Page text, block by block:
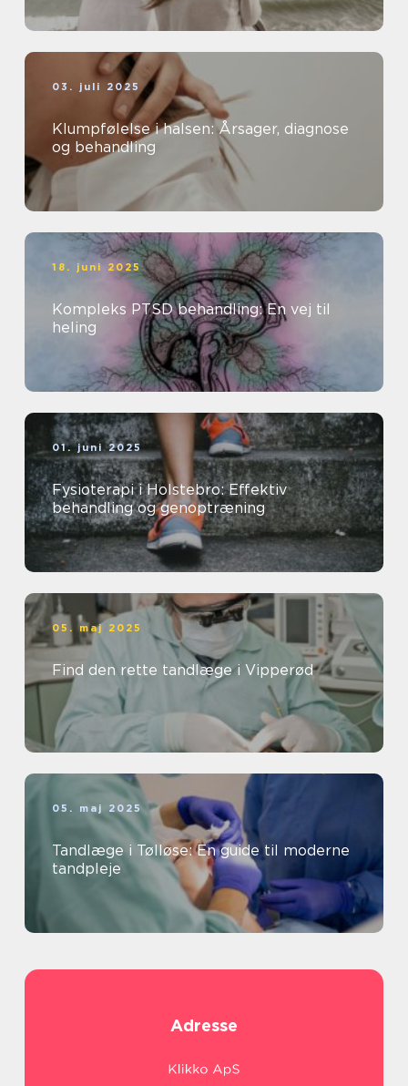
03. juli 2025
Klumpfølelse i halsen: Årsager, diagnose
og behandling
18. juni 2025
Kompleks PTSD behandling: En vej til
heling
01. juni 2025
Fysioterapi i Holstebro: Effektiv
behandling og genoptræning
05. maj 2025
Find den rette tandlæge i Vipperød
05. maj 2025
Tandlæge i Tølløse: En guide til moderne
tandpleje
Adresse